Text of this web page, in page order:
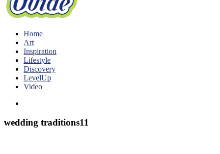
Home
Art
Inspiration
Lifestyle
Discovery
LevelUp
Video
wedding traditions11